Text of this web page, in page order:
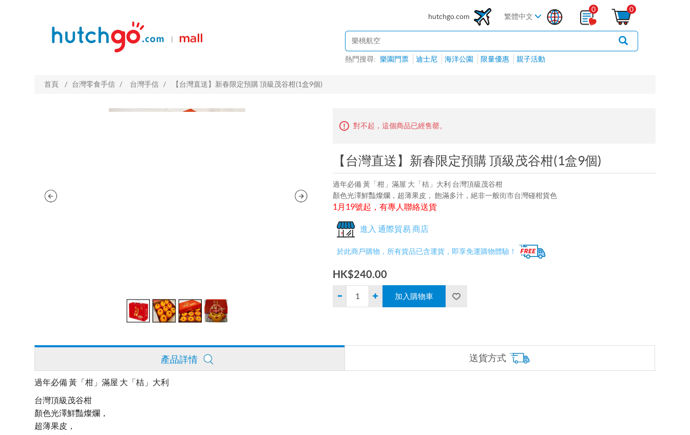
hutchgo.com 繁體中文
0 0
熱門搜尋: 樂園門票 迪士尼 海洋公園 限量優惠 親子活動
首頁 / 台灣零食手信 / 台灣手信 / 【台灣直送】新春限定預購 頂級茂谷柑(1盒9個)
對不起，這個商品已經售罄。
【台灣直送】新春限定預購 頂級茂谷柑(1盒9個)
過年必備 黃「柑」滿屋 大「桔」大利 台灣頂級茂谷柑
顏色光澤鮮豔燦爛，超薄果皮， 飽滿多汁，絕非一般街市台灣碰柑貨色
1月19號起，有專人聯絡送貨
進入 通際貿易 商店
於此商戶購物，所有貨品已含運貨，即享免運購物體驗！
HK$240.00
產品詳情 送貨方式
過年必備 黃「柑」滿屋 大「桔」大利
台灣頂級茂谷柑
顏色光澤鮮豔燦爛，
超薄果皮，